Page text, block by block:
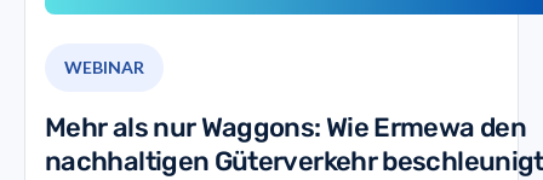
WEBINAR
Mehr als nur Waggons: Wie Ermewa den
nachhaltigen Güterverkehr beschleunigt